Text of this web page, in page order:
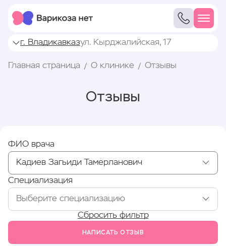
г. Владикавказул. Кырджалийская, 17
Главная страница О клинике Отзывы
Отзывы
ФИО врача
Специализация
Сбросить фильтр
НАПИСАТЬ ОТЗЫВ